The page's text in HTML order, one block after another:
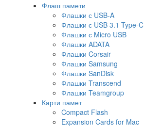
Флаш памети
Флашки с USB-A
Флашки с USB 3.1 Type-C
Флашки с Micro USB
Флашки ADATA
Флашки Corsair
Флашки Samsung
Флашки SanDisk
Флашки Transcend
Флашки Teamgroup
Карти памет
Compact Flash
Expansion Cards for Mac